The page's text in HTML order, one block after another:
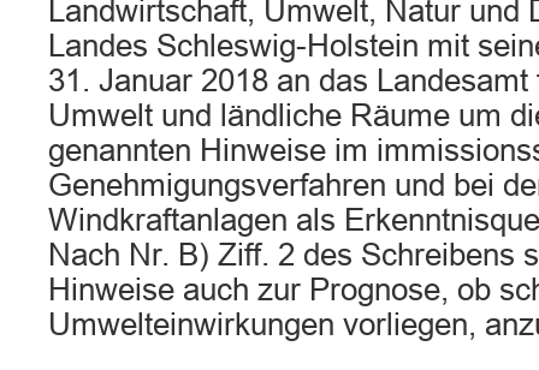
Landwirtschaft, Umwelt, Natur und
Landes Schleswig-Holstein mit
31. Januar 2018 an das
Umwelt und ländliche Räume um
genannten Hinweise im
Genehmigungsverfahren und bei
Windkraftanlagen als
Nach Nr. B) Ziff. 2 des Schreibens
Hinweise auch zur Prognose, ob
Umwelteinwirkungen vorliegen,